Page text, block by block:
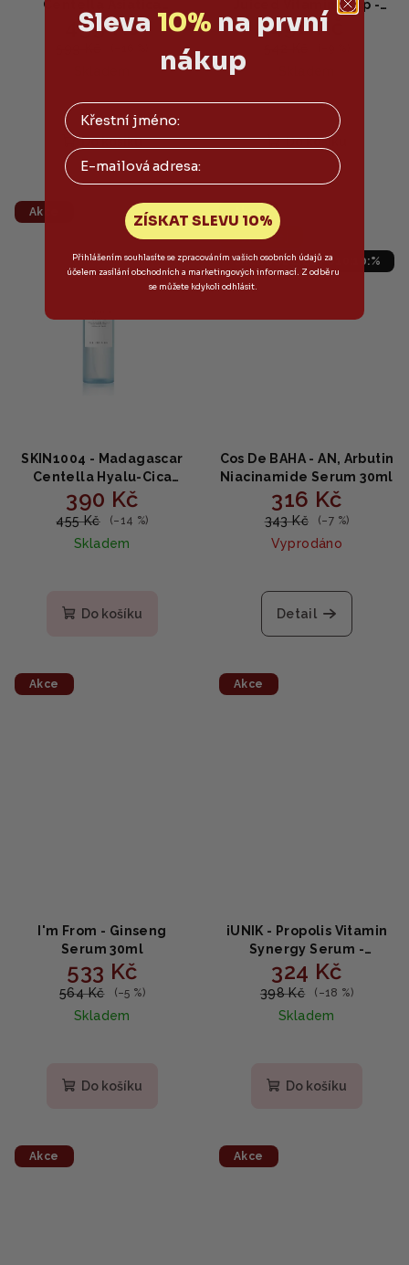
Centella Asiatica
Ampoule - sérum pro
499 Kč
Do košíku
Juiced Vitamin Drop -
Multifunkční vitaminové
490 Kč
Do košíku
Akce
SKIN1004 - Madagascar
Centella Hyalu-Cica
Cloudy Mist - jemná
zklidňující mlha 120ml
390 Kč
455 Kč (–14 %)
Skladem
Do košíku
Výprodej
SALECODE:LETO10:10:%
Cos De BAHA - AN, Arbutin
Niacinamide Serum 30ml
316 Kč
343 Kč (–7 %)
Vyprodáno
Detail
Akce
I'm From - Ginseng
Serum 30ml
533 Kč
564 Kč (–5 %)
Skladem
Do košíku
Akce
iUNIK - Propolis Vitamin
Synergy Serum -
vitamínové sérum s
propolisem 50ml
324 Kč
398 Kč (–18 %)
Skladem
produktu
Do košíku
Akce Akce
Sleva 10% na první
nákup
Email
ZÍSKAT SLEVU 10%
Přihlášením souhlasíte se zpracováním vašich osobních údajů za
účelem zasílání obchodních a marketingových informací. Z odběru
se můžete kdykoli odhlásit.